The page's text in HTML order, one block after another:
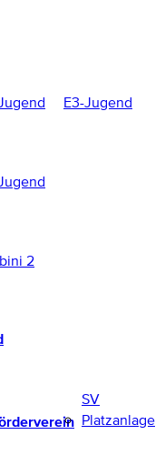
E3-Jugend
2
SV
Platzanlage